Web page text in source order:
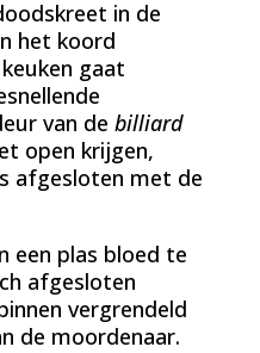
in de
het koord
gaat
van de billiard
open krijgen,
afgesloten met de
een plas bloed te
afgesloten
vergrendeld
de moordenaar.